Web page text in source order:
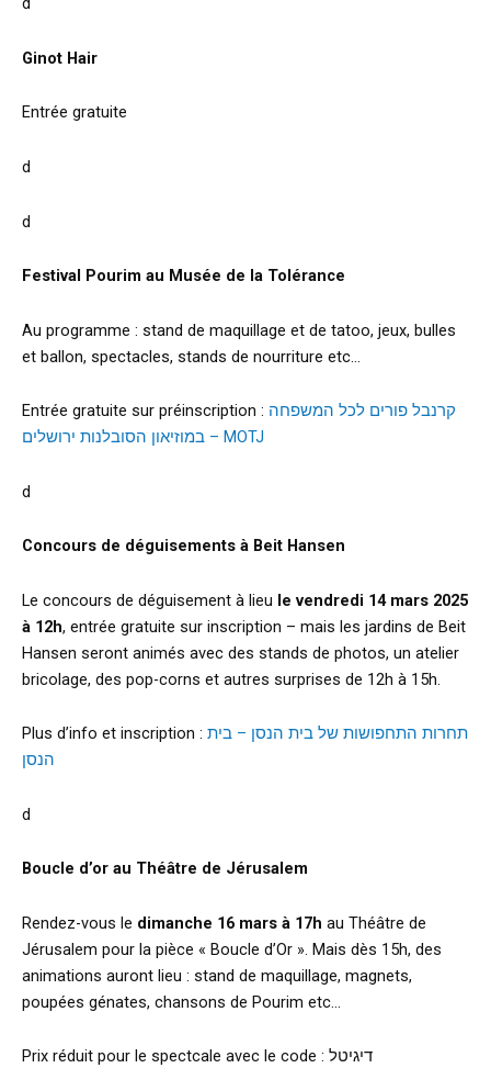
Ginot Hair
Entrée gratuite
d
d
Festival Pourim au Musée de la Tolérance
Au programme : stand de maquillage et de tatoo, jeux, bulles
et ballon, spectacles, stands de nourriture etc…
Entrée gratuite sur préinscription : קרנבל פורים לכל המשפחה
במוזיאון הסובלנות ירושלים – MOTJ
d
Concours de déguisements à Beit Hansen
Le concours de déguisement à lieu le vendredi 14 mars 2025
à 12h, entrée gratuite sur inscription – mais les jardins de Beit
Hansen seront animés avec des stands de photos, un atelier
bricolage, des pop-corns et autres surprises de 12h à 15h.
Plus d’info et inscription : תחרות התחפושות של בית הנסן – בית
הנסן
d
Boucle d’or au Théâtre de Jérusalem
Rendez-vous le dimanche 16 mars à 17h au Théâtre de
Jérusalem pour la pièce « Boucle d’Or ». Mais dès 15h, des
animations auront lieu : stand de maquillage, magnets,
poupées génates, chansons de Pourim etc…
Prix réduit pour le spectcale avec le code : דיגיטל